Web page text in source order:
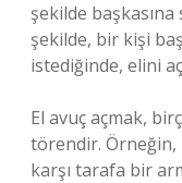
şekilde
şekilde, bir kişi
istediğinde, elini
El avuç açmak,
törendir. Örneğin,
karşı tarafa bir